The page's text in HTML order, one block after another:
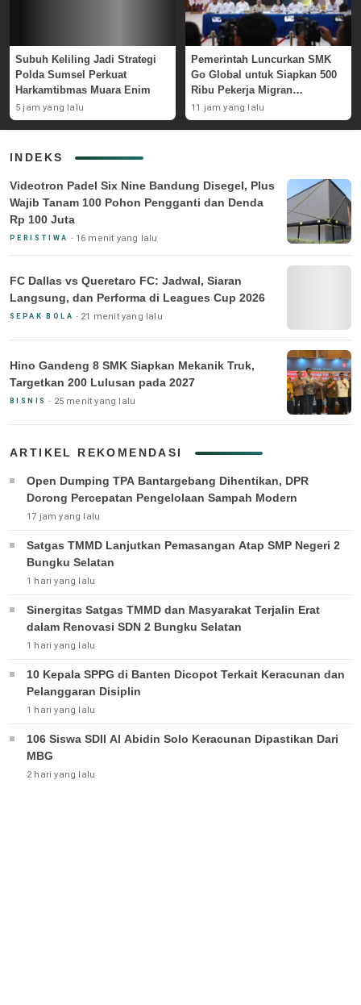
Subuh Keliling Jadi Strategi
Polda Sumsel Perkuat
Harkamtibmas Muara Enim
5 jam yang lalu
Pemerintah Luncurkan SMK
Go Global untuk Siapkan 500
Ribu Pekerja Migran
Kompeten
11 jam yang lalu
INDEKS
Videotron Padel Six Nine Bandung Disegel, Plus
Wajib Tanam 100 Pohon Pengganti dan Denda
Rp 100 Juta
PERISTIWA 16 menit yang lalu
FC Dallas vs Queretaro FC: Jadwal, Siaran
Langsung, dan Performa di Leagues Cup 2026
SEPAK BOLA 21 menit yang lalu
Hino Gandeng 8 SMK Siapkan Mekanik Truk,
Targetkan 200 Lulusan pada 2027
BISNIS 25 menit yang lalu
ARTIKEL REKOMENDASI
Open Dumping TPA Bantargebang Dihentikan, DPR
Dorong Percepatan Pengelolaan Sampah Modern
17 jam yang lalu
Satgas TMMD Lanjutkan Pemasangan Atap SMP Negeri 2
Bungku Selatan
1 hari yang lalu
Sinergitas Satgas TMMD dan Masyarakat Terjalin Erat
dalam Renovasi SDN 2 Bungku Selatan
1 hari yang lalu
10 Kepala SPPG di Banten Dicopot Terkait Keracunan dan
Pelanggaran Disiplin
1 hari yang lalu
106 Siswa SDII Al Abidin Solo Keracunan Dipastikan Dari
MBG
2 hari yang lalu